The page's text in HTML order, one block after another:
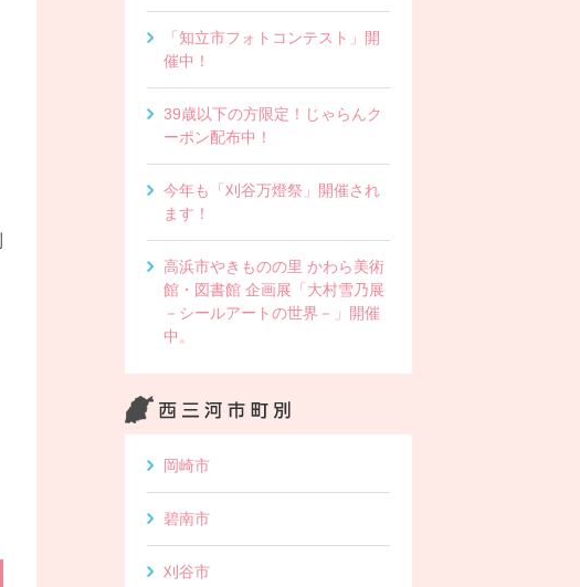
「知立市フォトコンテスト」開
催中！
39歳以下の方限定！じゃらんク
ーポン配布中！
今年も「刈谷万燈祭」開催され
ます！
高浜市やきものの里 かわら美術
館・図書館 企画展「大村雪乃展
－シールアートの世界－」開催
中。
岡崎市
碧南市
刈谷市